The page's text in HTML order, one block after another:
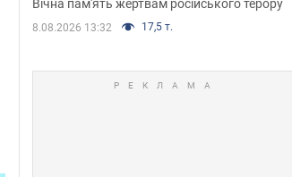
Вічна пам'ять жертвам російського терору
8.08.2026 13:32 17,5 т.